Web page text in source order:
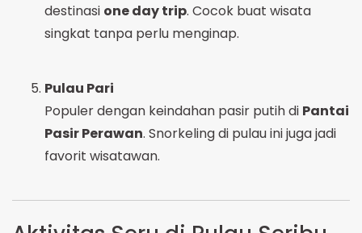
destinasi one day trip. Cocok buat wisata
singkat tanpa perlu menginap.
Pulau Pari
Populer dengan keindahan pasir putih di Pantai
Pasir Perawan. Snorkeling di pulau ini juga jadi
favorit wisatawan.